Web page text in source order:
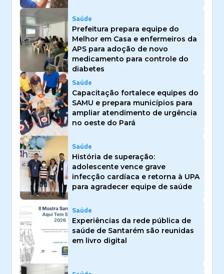
Saúde
Prefeitura prepara equipe do
Melhor em Casa e enfermeiros da
APS para adoção de novo
medicamento para controle do
diabetes
Saúde
Capacitação fortalece equipes do
SAMU e prepara municípios para
ampliar atendimento de urgência
no oeste do Pará
Saúde
História de superação:
adolescente vence grave
infecção cardíaca e retorna à UPA
para agradecer equipe de saúde
Saúde
Experiências da rede pública de
saúde de Santarém são reunidas
em livro digital